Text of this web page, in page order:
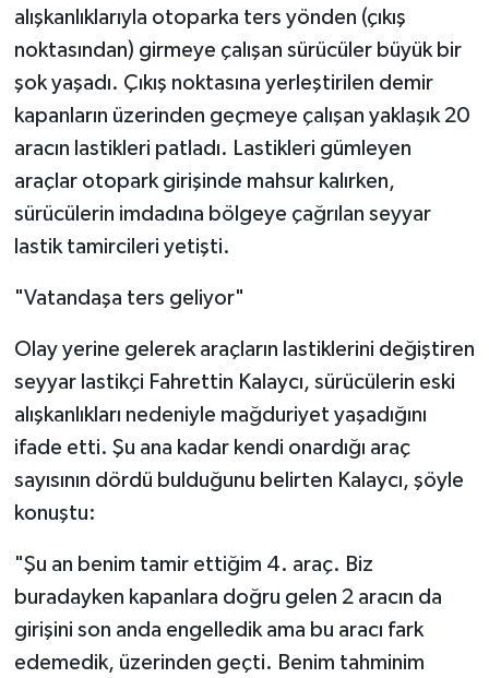
alışkanlıklarıyla otoparka ters yönden (çıkış
noktasından) girmeye çalışan sürücüler büyük bir
şok yaşadı. Çıkış noktasına yerleştirilen demir
kapanların üzerinden geçmeye çalışan yaklaşık 20
aracın lastikleri patladı. Lastikleri gümleyen
araçlar otopark girişinde mahsur kalırken,
sürücülerin imdadına bölgeye çağrılan seyyar
lastik tamircileri yetişti.
"Vatandaşa ters geliyor"
Olay yerine gelerek araçların lastiklerini değiştiren
seyyar lastikçi Fahrettin Kalaycı, sürücülerin eski
alışkanlıkları nedeniyle mağduriyet yaşadığını
ifade etti. Şu ana kadar kendi onardığı araç
sayısının dördü bulduğunu belirten Kalaycı, şöyle
konuştu:
"Şu an benim tamir ettiğim 4. araç. Biz
buradayken kapanlara doğru gelen 2 aracın da
girişini son anda engelledik ama bu aracı fark
edemedik, üzerinden geçti. Benim tahminim